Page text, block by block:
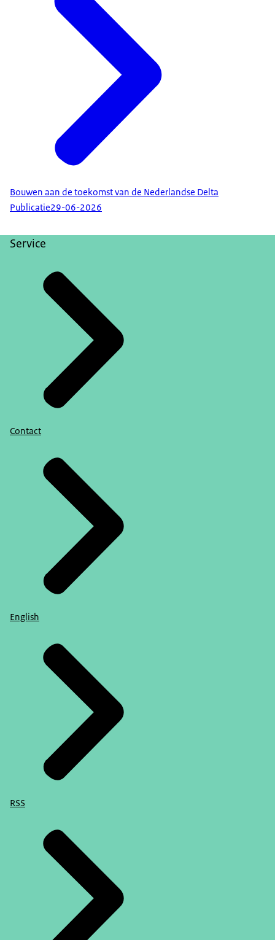
Bouwen aan de toekomst van de Nederlandse Delta
Publicatie29-06-2026
Service
Contact
English
RSS